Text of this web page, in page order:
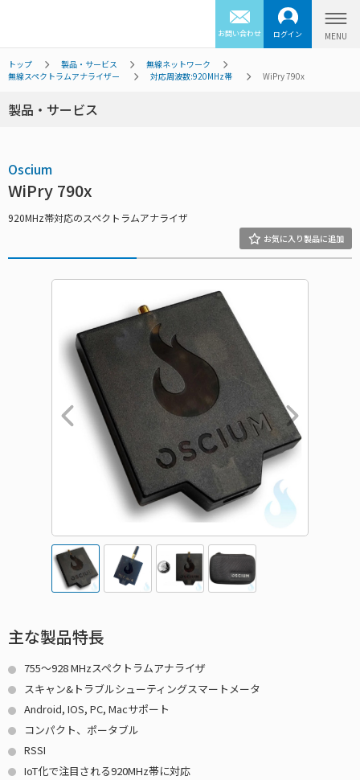
お問い合わせ ログイン
トップ 製品・サービス
無線ネットワーク
無線スペクトラムアナライザー
対応周波数:920MHz帯 WiPry 790x
製品・サービス
Oscium
WiPry 790x
920MHz帯対応のスペクトラムアナライザ
主な製品特長
755～928 MHzスペクトラムアナライザ
スキャン&トラブルシューティングスマートメータ
Android, IOS, PC, Macサポート
コンパクト、ポータブル
RSSI
IoT化で注目される920MHz帯に対応